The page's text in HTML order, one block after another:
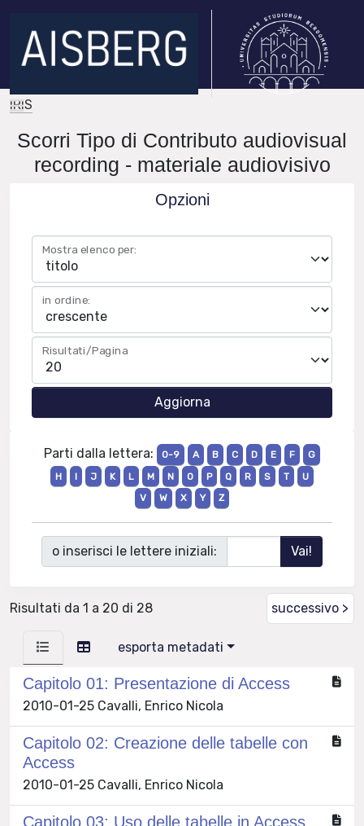
IRIS
Scorri Tipo di Contributo audiovisual
recording - materiale audiovisivo
Opzioni
Mostra elenco per:
in ordine:
Risultati/Pagina
Parti dalla lettera: 0-9 A B C D E F
G
H
I J K L M N O P Q R S T
U
V
W X Y Z
o inserisci le lettere iniziali:
Risultati da 1 a 20 di 28 successivo >
esporta metadati
Capitolo 01: Presentazione di Access
2010-01-25 Cavalli, Enrico Nicola
Capitolo 02: Creazione delle tabelle con
Access
2010-01-25 Cavalli, Enrico Nicola
Capitolo 03: Uso delle tabelle in Access